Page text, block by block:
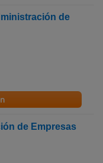
de
de Empresas